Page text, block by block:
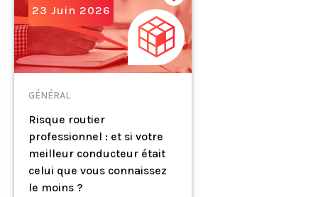
23 Juin 2026
GÉNÉRAL
Risque routier
professionnel : et si votre
meilleur conducteur était
celui que vous connaissez
le moins ?